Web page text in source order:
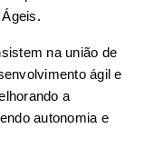
na união de
ágil e
a
autonomia e